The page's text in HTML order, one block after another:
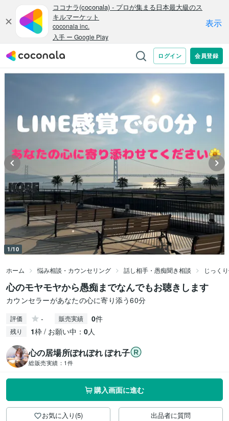
1/10
ホーム 悩み相談・カウンセリング 話し相手・愚痴聞き相談 じっく
心のモヤモヤから愚痴までなんでもお聴きします
カウンセラーがあなたの心に寄り添う60分
評価 - 販売実績 0件
残り 1枠 / お願い中： 0人
心の居場所ぽれぽれ ぽれ子
総販売実績： 1件
購入画面に進む
お気に入り(5) 出品者に質問